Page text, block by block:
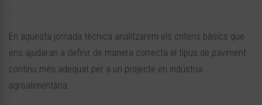
.
En aquesta jornada tècnica analitzarem els criteris bàsics que
ens ajudaran a definir de manera correcta el tipus de paviment
continu més adequat per a un projecte en indústria
agroalimentària.